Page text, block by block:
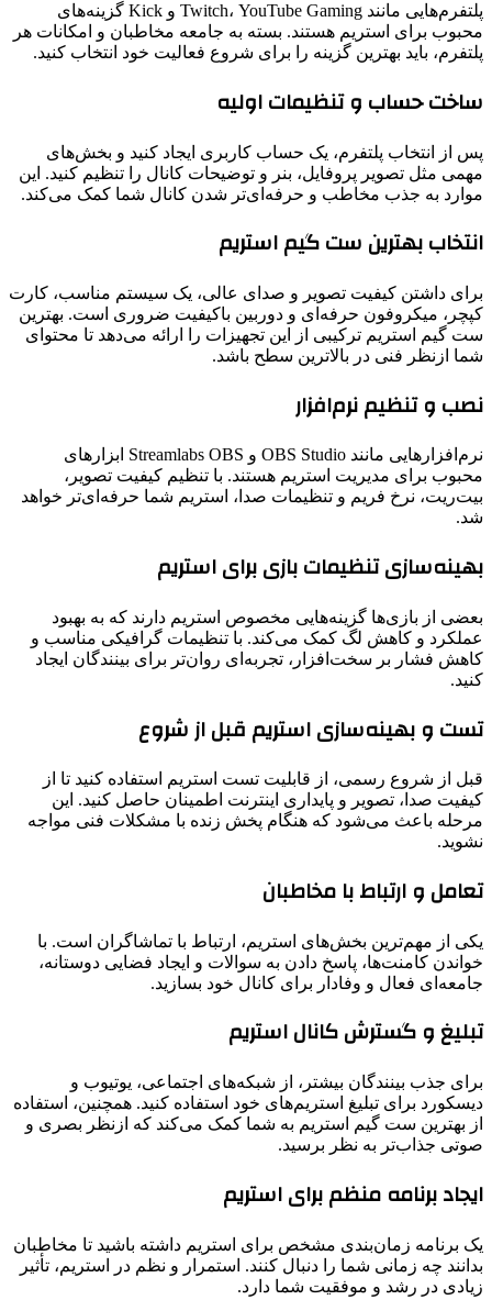
پلتفرم‌هایی مانند Twitch، YouTube Gaming و Kick گزینه‌های
محبوب برای استریم هستند. بسته به جامعه مخاطبان و امکانات هر
پلتفرم، باید بهترین گزینه را برای شروع فعالیت خود انتخاب کنید.
ساخت حساب و تنظیمات اولیه
پس از انتخاب پلتفرم، یک حساب کاربری ایجاد کنید و بخش‌های
مهمی مثل تصویر پروفایل، بنر و توضیحات کانال را تنظیم کنید. این
موارد به جذب مخاطب و حرفه‌ای‌تر شدن کانال شما کمک می‌کند.
انتخاب بهترین ست گیم استریم
برای داشتن کیفیت تصویر و صدای عالی، یک سیستم مناسب، کارت
کپچر، میکروفون حرفه‌ای و دوربین باکیفیت ضروری است. بهترین
ست گیم استریم ترکیبی از این تجهیزات را ارائه می‌دهد تا محتوای
شما ازنظر فنی در بالاترین سطح باشد.
نصب و تنظیم نرم‌افزار
نرم‌افزارهایی مانند OBS Studio و Streamlabs OBS ابزارهای
محبوب برای مدیریت استریم هستند. با تنظیم کیفیت تصویر،
بیت‌ریت، نرخ فریم و تنظیمات صدا، استریم شما حرفه‌ای‌تر خواهد
شد.
بهینه‌سازی تنظیمات بازی برای استریم
بعضی از بازی‌ها گزینه‌هایی مخصوص استریم دارند که به بهبود
عملکرد و کاهش لگ کمک می‌کند. با تنظیمات گرافیکی مناسب و
کاهش فشار بر سخت‌افزار، تجربه‌ای روان‌تر برای بینندگان ایجاد
کنید.
تست و بهینه‌سازی استریم قبل از شروع
قبل از شروع رسمی، از قابلیت تست استریم استفاده کنید تا از
کیفیت صدا، تصویر و پایداری اینترنت اطمینان حاصل کنید. این
مرحله باعث می‌شود که هنگام پخش زنده با مشکلات فنی مواجه
نشوید.
تعامل و ارتباط با مخاطبان
یکی از مهم‌ترین بخش‌های استریم، ارتباط با تماشاگران است. با
خواندن کامنت‌ها، پاسخ دادن به سوالات و ایجاد فضایی دوستانه،
جامعه‌ای فعال و وفادار برای کانال خود بسازید.
تبلیغ و گسترش کانال استریم
برای جذب بینندگان بیشتر، از شبکه‌های اجتماعی، یوتیوب و
دیسکورد برای تبلیغ استریم‌های خود استفاده کنید. همچنین، استفاده
از بهترین ست گیم استریم به شما کمک می‌کند که ازنظر بصری و
صوتی جذاب‌تر به نظر برسید.
ایجاد برنامه منظم برای استریم
یک برنامه زمان‌بندی مشخص برای استریم داشته باشید تا مخاطبان
بدانند چه زمانی شما را دنبال کنند. استمرار و نظم در استریم، تأثیر
زیادی در رشد و موفقیت شما دارد.